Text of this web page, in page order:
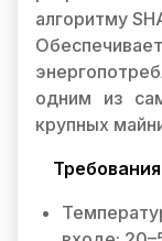
алгоритму
одним из
крупных